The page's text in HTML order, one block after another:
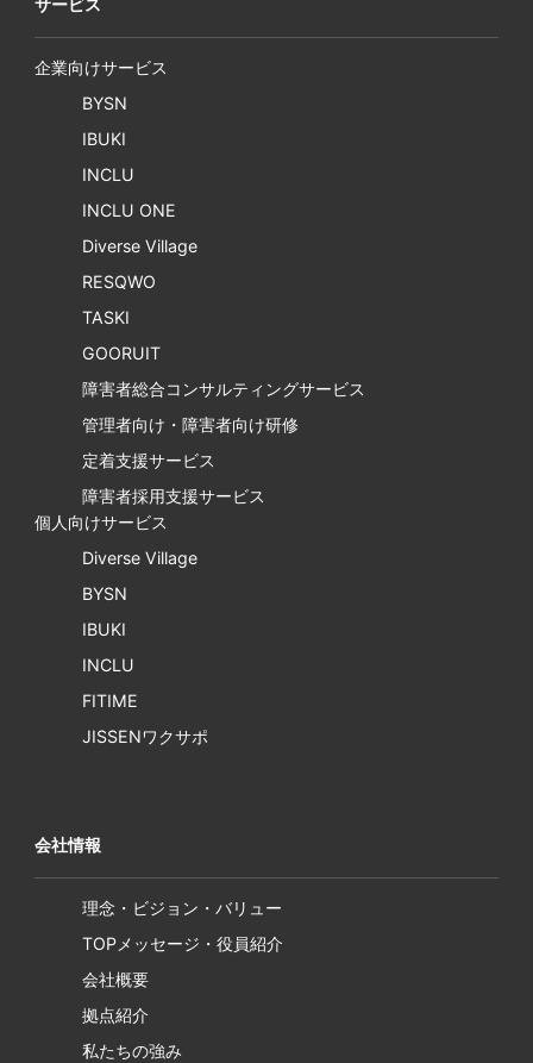
サービス
企業向けサービス
BYSN
IBUKI
INCLU
INCLU ONE
Diverse Village
RESQWO
TASKI
GOORUIT
障害者総合コンサルティングサービス
管理者向け・障害者向け研修
定着支援サービス
障害者採用支援サービス
個人向けサービス
Diverse Village
BYSN
IBUKI
INCLU
FITIME
JISSENワクサポ
会社情報
理念・ビジョン・バリュー
TOPメッセージ・役員紹介
会社概要
拠点紹介
私たちの強み